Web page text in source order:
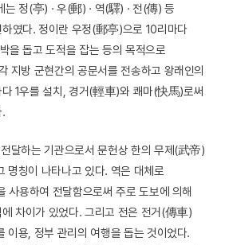
는 정(亭) · 우(郵) · 역(驛) · 전(傳) 등
였다. 정이란 우정(郵亭)으로 10리마다
을 돕고 도적을 잡는 등의 목적으로
지방 군현간의 공문서를 전송하고 왕래인의
1우를 설치, 경거(輕車)와 쾌마(快馬)로써
달하는 기관으로서 문헌상 한의 무제(武帝)
명칭이 나타나고 있다. 역은 대체로
사용하여 전달함으로써 주로 도보에 의해
차이가 있었다. 그리고 전은 전거(傳車)
이용, 정부 관리의 여행을 돕는 것이었다.